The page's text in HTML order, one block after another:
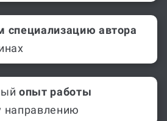
специализацию автора
опыт работы
направлению